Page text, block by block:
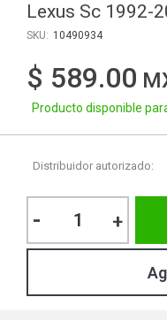
Lexus Sc 1992-
10490934
$ 589.00
Producto disponible
Distribuidor autorizado:
- +